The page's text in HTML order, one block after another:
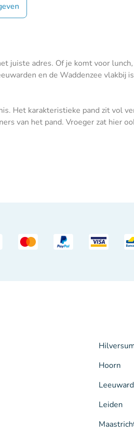
juiste adres. Of je komt voor
en de Waddenzee
Het karakteristieke pand zit vol
van het pand. Vroeger zat hier
Hoorn
Leiden